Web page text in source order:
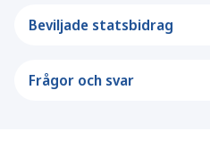
Beviljade statsbidrag
Frågor och svar